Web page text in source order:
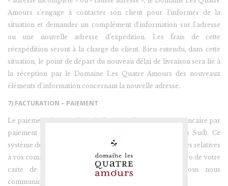
Amours s’engage à contacter son client pour l’informer de la
situation et demander un complément d’information sur l’adresse
ou une nouvelle adresse d’expédition. Les frais de cette
réexpédition seront à la charge du client. Bien entendu, dans cette
situation, le point de départ du nouveau délai de livraison sera lié à
la réception par le Domaine Les Quatre Amours des nouveaux
éléments d’information concernant la nouvelle adresse.
7) FACTURATION – PAIEMENT
Le paiement de vos achats s’effectue en ligne par carte bancaire par
paiement sécurisé (e-transaction Banque Populaire du Sud). Ce
système de paiement permet de crypter toutes les données relatives
à vos commandes (y compris vos noms, adresse et numéro de votre
carte de crédit) afin que les informations que vous nous
communiquez soient protégées lors de leur transmission.